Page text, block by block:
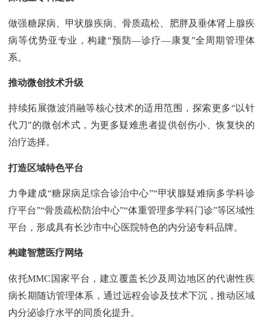
做强糖尿病、甲状腺疾病、骨质疏松、肥胖及垂体肾上腺疾
病等优势亚专业，构建“预防—诊疗—康复”全周期管理体
系。
推动微创技术升级
持续拓展微波消融等核心技术的适用范围，探索更多“以针
代刀”的微创术式，为更多疑难患者提供创伤小、恢复快的
治疗选择。
打造区域特色平台
力争建成“糖尿病足综合诊治中心”“甲状腺疑难病多学科诊
疗平台”“骨质疏松防治中心”“体重管理多学科门诊”等区域性
平台，形成具有长沙市中心医院特色的内分泌专科品牌。
构建智慧医疗网络
依托MMC国家平台，建立覆盖长沙及周边地区的代谢性疾
病长期随访管理体系，通过远程会诊及技术下沉，推动区域
内分泌诊疗水平的同质化提升。